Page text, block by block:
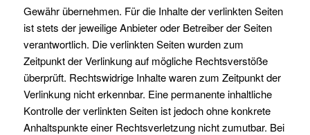
Gewähr übernehmen. Für die Inhalte der verlinkten Seiten
ist stets der jeweilige Anbieter oder Betreiber der Seiten
verantwortlich. Die verlinkten Seiten wurden zum
Zeitpunkt der Verlinkung auf mögliche Rechtsverstöße
überprüft. Rechtswidrige Inhalte waren zum Zeitpunkt der
Verlinkung nicht erkennbar. Eine permanente inhaltliche
Kontrolle der verlinkten Seiten ist jedoch ohne konkrete
Anhaltspunkte einer Rechtsverletzung nicht zumutbar. Bei